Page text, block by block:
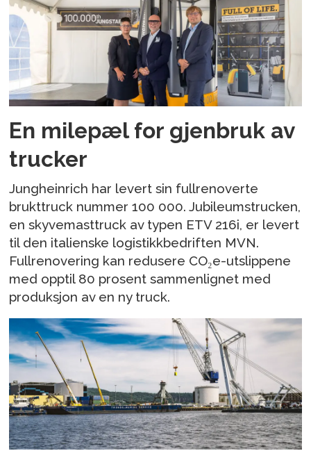
En milepæl for gjenbruk av
trucker
Jungheinrich har levert sin fullrenoverte
brukttruck nummer 100 000. Jubileumstrucken,
en skyvemasttruck av typen ETV 216i, er levert
til den italienske logistikkbedriften MVN.
Fullrenovering kan redusere CO₂e-utslippene
med opptil 80 prosent sammenlignet med
produksjon av en ny truck.